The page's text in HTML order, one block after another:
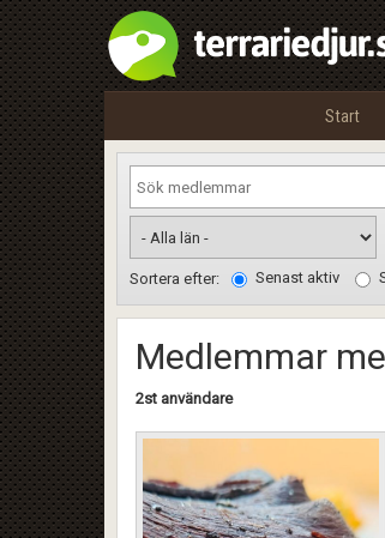
Start
Sortera efter: Senast aktiv
Medlemmar
2st användare